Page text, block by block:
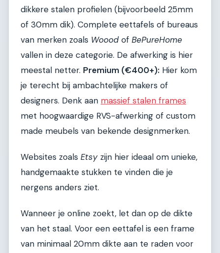
dikkere stalen profielen (bijvoorbeeld 25mm
of 30mm dik). Complete eettafels of bureaus
van merken zoals Woood of BePureHome
vallen in deze categorie. De afwerking is hier
meestal netter. Premium (€400+): Hier kom
je terecht bij ambachtelijke makers of
designers. Denk aan massief stalen frames
met hoogwaardige RVS-afwerking of custom
made meubels van bekende designmerken.
Websites zoals Etsy zijn hier ideaal om unieke,
handgemaakte stukken te vinden die je
nergens anders ziet.
Wanneer je online zoekt, let dan op de dikte
van het staal. Voor een eettafel is een frame
van minimaal 20mm dikte aan te raden voor